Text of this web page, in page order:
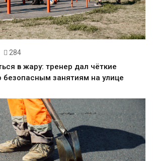
284
в жару: тренер дал чёткие
безопасным занятиям на улице